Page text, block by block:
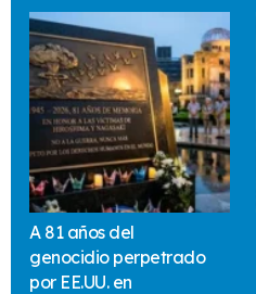
A 81 años del
genocidio perpetrado
por EE.UU. en